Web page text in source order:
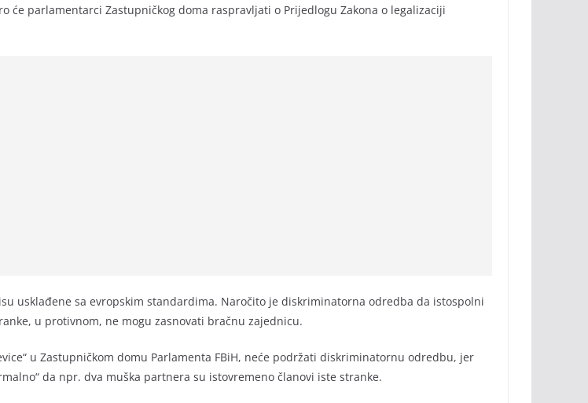
će parlamentarci Zastupničkog doma raspravljati o Prijedlogu Zakona o legalizaciji
usklađene sa evropskim standardima. Naročito je diskriminatorna odredba da istospolni
u protivnom, ne mogu zasnovati bračnu zajednicu.
u Zastupničkom domu Parlamenta FBiH, neće podržati diskriminatornu odredbu, jer
da npr. dva muška partnera su istovremeno članovi iste stranke.